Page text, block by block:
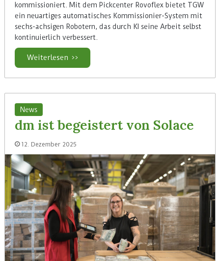
kommissioniert. Mit dem Pickcenter Rovoflex bietet TGW
ein neuartiges automatisches Kommissionier-System mit
sechs-achsigen Robotern, das durch KI seine Arbeit selbst
kontinuierlich verbessert.
Weiterlesen >>
News
dm ist begeistert von Solace
12. Dezember 2025